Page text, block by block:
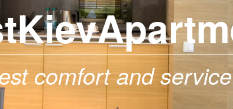
comfort and